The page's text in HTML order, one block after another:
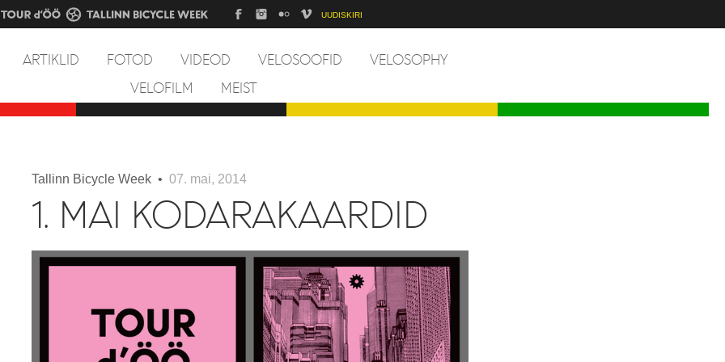
UUDISKIRI
ARTIKLID FOTOD VIDEOD VELOSOOFID
VELOSOPHY
VELOFILM
MEIST
Tallinn Bicycle Week • 07. mai, 2014
1. MAI KODARAKAARDID